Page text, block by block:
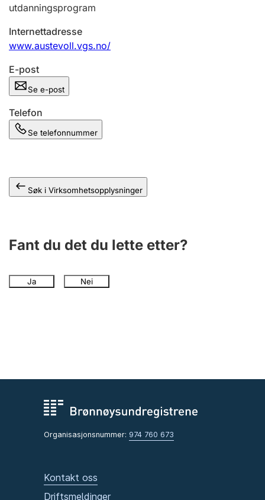
utdanningsprogram
Internettadresse
www.austevoll.vgs.no/
E-post
Se e-post
Telefon
Se telefonnummer
Søk i Virksomhetsopplysninger
Fant du det du lette etter?
Ja Nei
Organisasjonsnummer: 974 760 673
Kontakt oss
Driftsmeldinger